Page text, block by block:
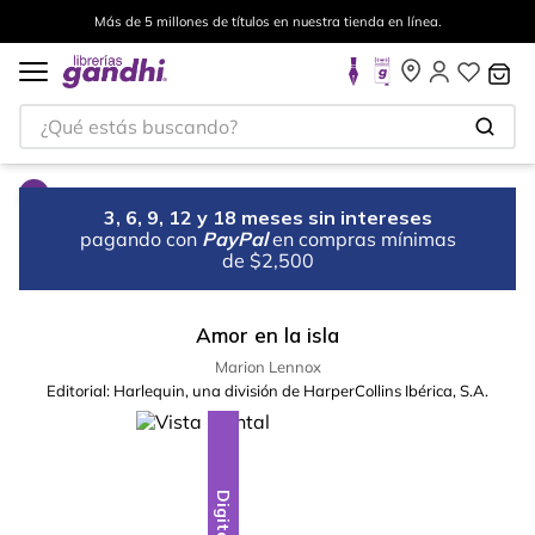
Más de 5 millones de títulos en nuestra tienda en línea.
¿Qué estás buscando?
3, 6, 9, 12 y 18 meses sin intereses
pagando con PayPal en compras mínimas
de $2,500
Amor en la isla
Marion Lennox
Editorial: Harlequin, una división de HarperCollins Ibérica, S.A.
Digital